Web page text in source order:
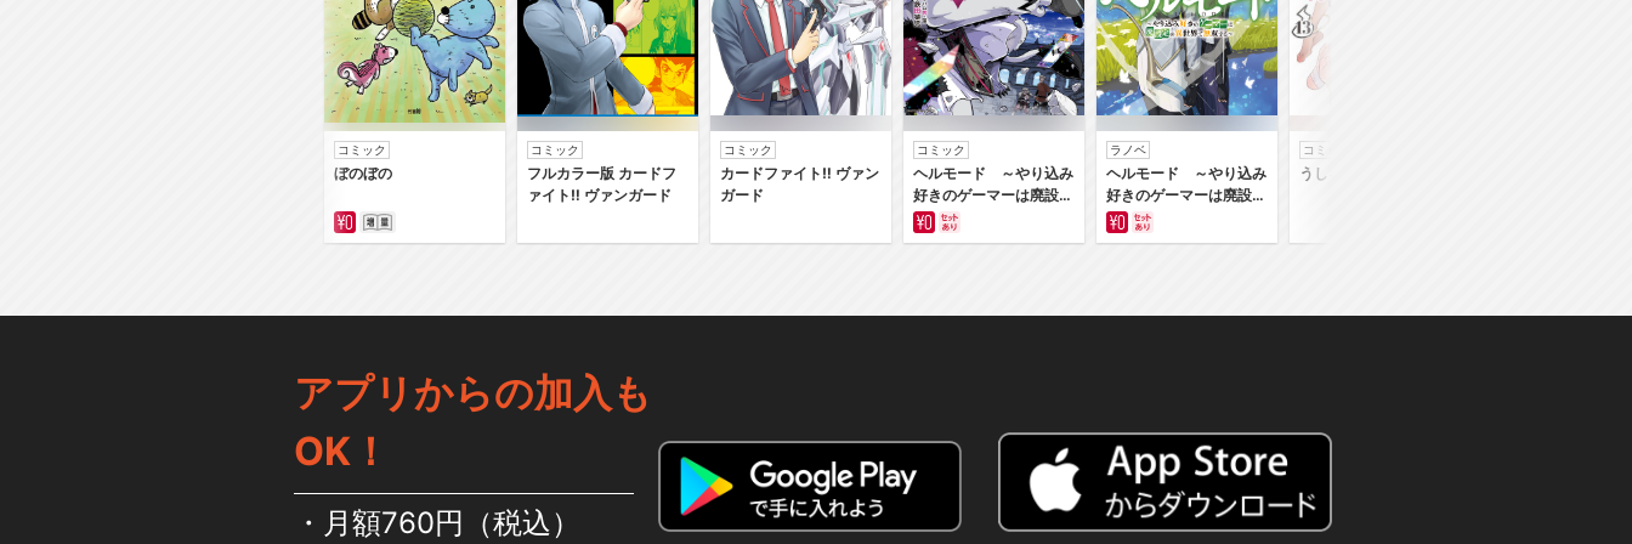
コミック
ぼのぼの
コミック
フルカラー版 カードフ
ァイト‼ ヴァンガード
コミック
カードファイト‼ ヴァン
ガード
コミック
ヘルモード ～やり込み
好きのゲーマーは廃設定
の異世界で無双する～は
じまりの召喚士
ラノベ
ヘルモード ～やり込み
好きのゲーマーは廃設定
の異世界で無双する～
コミック
うしろの正面カムイさん
アプリからの加入も
OK！
月額760円（税込）